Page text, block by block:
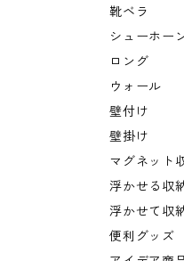
靴ベラ
シューホー
ロング
ウォール
壁付け
壁掛け
マグネット
浮かせる収
浮かせて収
便利グッズ